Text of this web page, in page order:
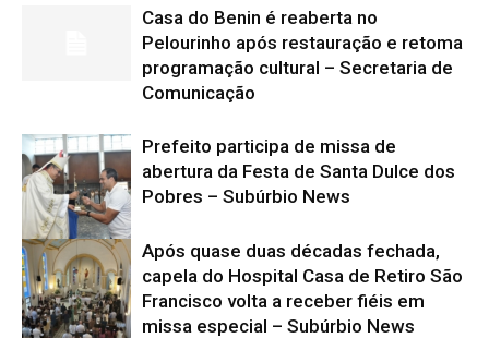
Casa do Benin é reaberta no
Pelourinho após restauração e retoma
programação cultural – Secretaria de
Comunicação
Prefeito participa de missa de
abertura da Festa de Santa Dulce dos
Pobres – Subúrbio News
Após quase duas décadas fechada,
capela do Hospital Casa de Retiro São
Francisco volta a receber fiéis em
missa especial – Subúrbio News